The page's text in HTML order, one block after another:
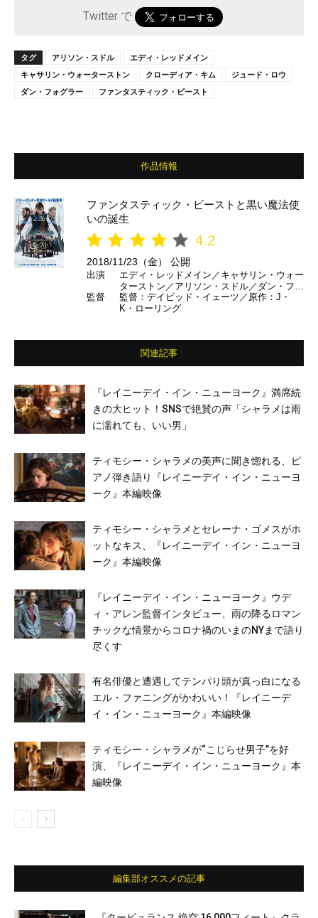
Twitter で
タグ アリソン・スドル
エディ・レッドメイン
キャサリン・ウォーターストン
クローディア・キム
ジュード・ロウ
ダン・フォグラー
ファンタスティック・ビースト
作品情報
ファンタスティック・ビーストと黒い魔法使
いの誕生
4.2
2018/11/23（金） 公開
出演
エディ・レッドメイン／キャサリン・ウォー
ターストン／アリソン・スドル／ダン・フォ
グラー／エズラ・ミラー／クラウディア・キ
ム／ジュード・ロウ／ジョニー・デップ ほ
田広明／森なな子／江口拓也／大地葉 ほか
監督
監督：デイビッド・イェーツ／原作：J・
K・ローリング
関連記事
『レイニーデイ・イン・ニューヨーク』満席続
きの大ヒット！SNSで絶賛の声「シャラメは雨
に濡れても、いい男」
ティモシー・シャラメの美声に聞き惚れる、ピ
アノ弾き語り『レイニーデイ・イン・ニューヨ
ーク』本編映像
ティモシー・シャラメとセレーナ・ゴメスがホ
ットなキス、『レイニーデイ・イン・ニューヨ
ーク』本編映像
『レイニーデイ・イン・ニューヨーク』ウデ
ィ・アレン監督インタビュー、雨の降るロマン
チックな情景からコロナ禍のいまのNYまで語り
尽くす
有名俳優と遭遇してテンパり頭が真っ白になる
エル・ファニングがかわいい！『レイニーデ
イ・イン・ニューヨーク』本編映像
ティモシー・シャラメが“こじらせ男子”を好
演、『レイニーデイ・イン・ニューヨーク』本
編映像
編集部オススメの記事